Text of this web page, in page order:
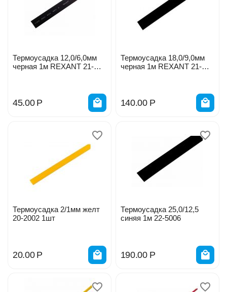
Термоусадка 12,0/6,0мм
черная 1м REXANT 21-
45.00 Р
Термоусадка 18,0/9,0мм
черная 1м REXANT 21-
140.00 Р
Термоусадка 2/1мм желт
20-2002 1шт
20.00 Р
Термоусадка 25,0/12,5
синяя 1м 22-5006
190.00 Р